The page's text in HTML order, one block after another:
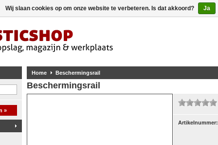
»
Home Beschermingsrail
Beschermingsrail
Artikelnummer:
Wij slaan cookies op om onze website te verbeteren. Is dat akkoord? Ja